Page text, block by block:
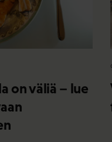
on väliä – lue